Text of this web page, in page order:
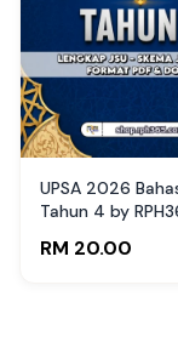
UPSA 2026
Tahun 4 by
RM 20.00